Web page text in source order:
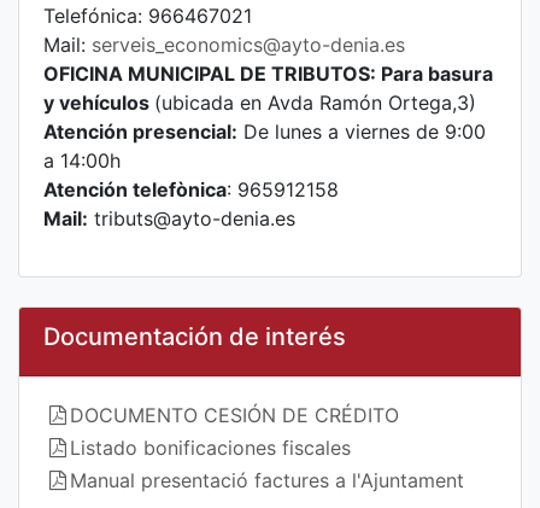
Telefónica: 966467021
Mail: serveis_economics@ayto-denia.es
OFICINA MUNICIPAL DE TRIBUTOS: Para basura
y vehículos (ubicada en Avda Ramón Ortega,3)
Atención presencial: De lunes a viernes de 9:00
a 14:00h
Atención telefònica: 965912158
Mail: tributs@ayto-denia.es
Documentación de interés
DOCUMENTO CESIÓN DE CRÉDITO
Listado bonificaciones fiscales
Manual presentació factures a l'Ajuntament